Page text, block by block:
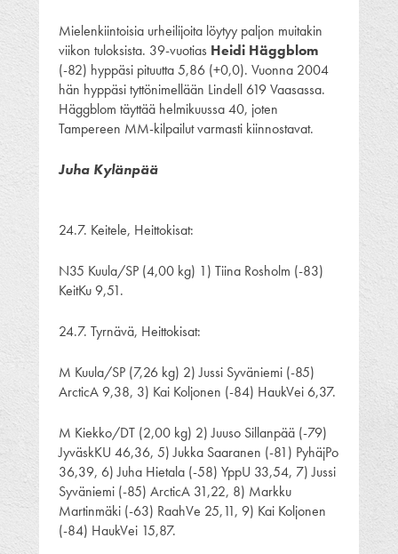
Mielenkiintoisia urheilijoita löytyy paljon muitakin
viikon tuloksista. 39-vuotias Heidi Häggblom
(-82) hyppäsi pituutta 5,86 (+0,0). Vuonna 2004
hän hyppäsi tyttönimellään Lindell 619 Vaasassa.
Häggblom täyttää helmikuussa 40, joten
Tampereen MM-kilpailut varmasti kiinnostavat.
Juha Kylänpää
24.7. Keitele, Heittokisat:
N35 Kuula/SP (4,00 kg) 1) Tiina Rosholm (-83)
KeitKu 9,51.
24.7. Tyrnävä, Heittokisat:
M Kuula/SP (7,26 kg) 2) Jussi Syväniemi (-85)
ArcticA 9,38, 3) Kai Koljonen (-84) HaukVei 6,37.
M Kiekko/DT (2,00 kg) 2) Juuso Sillanpää (-79)
JyväskKU 46,36, 5) Jukka Saaranen (-81) PyhäjPo
36,39, 6) Juha Hietala (-58) YppU 33,54, 7) Jussi
Syväniemi (-85) ArcticA 31,22, 8) Markku
Martinmäki (-63) RaahVe 25,11, 9) Kai Koljonen
(-84) HaukVei 15,87.